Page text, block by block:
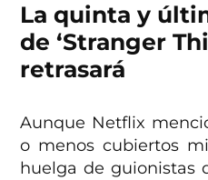
La quinta y
de ‘Stranger
retrasará
Aunque Netflix
o menos cubiertos
huelga de guionistas